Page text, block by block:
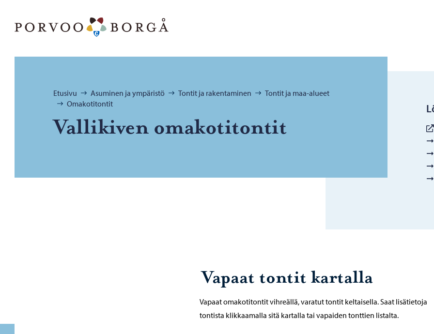
Selaa:
Etusivu Asuminen ja ympäristö Tontit ja rakentaminen
Tontit ja maa-alueet
Omakotitontit
Val­li­ki­ven oma­ko­ti­ton­tit
Vapaat tontit kartalla
Vapaat omakotitontit vihreällä, varatut tontit keltaisella. Saat lisätietoja
tontista klikkaamalla sitä kartalla tai vapaiden tonttien listalta.